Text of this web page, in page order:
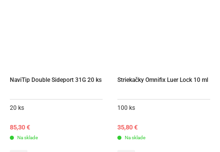
NaviTip Double Sideport 31G 20 ks
20 ks
85,30 €
Na sklade
Striekačky Omnifix Luer Lock 10 ml
100 ks
35,80 €
Na sklade